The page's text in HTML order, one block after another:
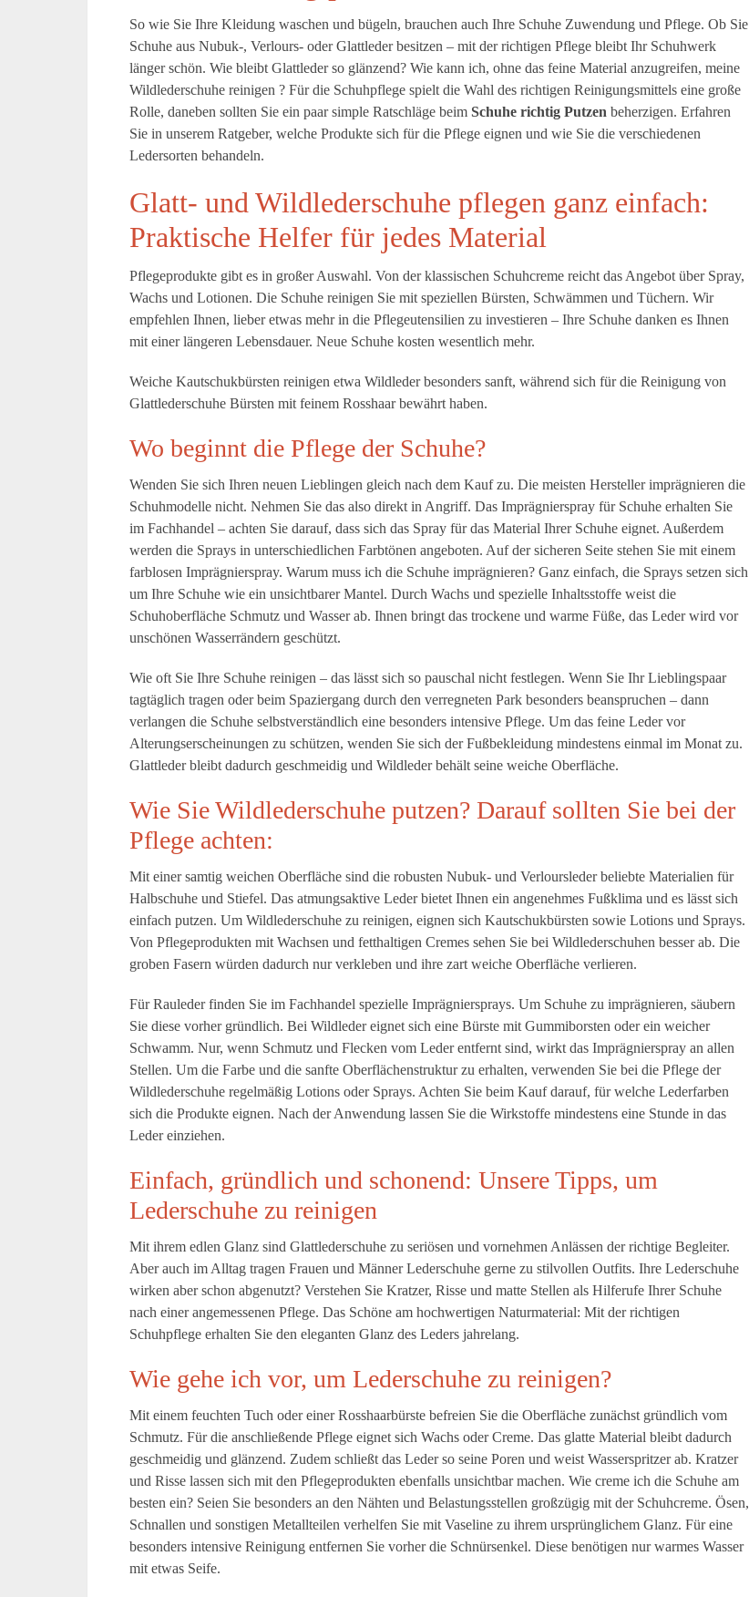
So wie Sie Ihre Kleidung waschen und bügeln, brauchen auch Ihre Schuhe Zuwendung und Pflege. Ob Sie
Schuhe aus Nubuk-, Verlours- oder Glattleder besitzen – mit der richtigen Pflege bleibt Ihr Schuhwerk
länger schön. Wie bleibt Glattleder so glänzend? Wie kann ich, ohne das feine Material anzugreifen, meine
Wildlederschuhe reinigen ? Für die Schuhpflege spielt die Wahl des richtigen Reinigungsmittels eine große
Rolle, daneben sollten Sie ein paar simple Ratschläge beim Schuhe richtig Putzen beherzigen. Erfahren
Sie in unserem Ratgeber, welche Produkte sich für die Pflege eignen und wie Sie die verschiedenen
Ledersorten behandeln.
Glatt- und Wildlederschuhe pflegen ganz einfach:
Praktische Helfer für jedes Material
Pflegeprodukte gibt es in großer Auswahl. Von der klassischen Schuhcreme reicht das Angebot über Spray,
Wachs und Lotionen. Die Schuhe reinigen Sie mit speziellen Bürsten, Schwämmen und Tüchern. Wir
empfehlen Ihnen, lieber etwas mehr in die Pflegeutensilien zu investieren – Ihre Schuhe danken es Ihnen
mit einer längeren Lebensdauer. Neue Schuhe kosten wesentlich mehr.
Weiche Kautschukbürsten reinigen etwa Wildleder besonders sanft, während sich für die Reinigung von
Glattlederschuhe Bürsten mit feinem Rosshaar bewährt haben.
Wo beginnt die Pflege der Schuhe?
Wenden Sie sich Ihren neuen Lieblingen gleich nach dem Kauf zu. Die meisten Hersteller imprägnieren die
Schuhmodelle nicht. Nehmen Sie das also direkt in Angriff. Das Imprägnierspray für Schuhe erhalten Sie
im Fachhandel – achten Sie darauf, dass sich das Spray für das Material Ihrer Schuhe eignet. Außerdem
werden die Sprays in unterschiedlichen Farbtönen angeboten. Auf der sicheren Seite stehen Sie mit einem
farblosen Imprägnierspray. Warum muss ich die Schuhe imprägnieren? Ganz einfach, die Sprays setzen sich
um Ihre Schuhe wie ein unsichtbarer Mantel. Durch Wachs und spezielle Inhaltsstoffe weist die
Schuhoberfläche Schmutz und Wasser ab. Ihnen bringt das trockene und warme Füße, das Leder wird vor
unschönen Wasserrändern geschützt.
Wie oft Sie Ihre Schuhe reinigen – das lässt sich so pauschal nicht festlegen. Wenn Sie Ihr Lieblingspaar
tagtäglich tragen oder beim Spaziergang durch den verregneten Park besonders beanspruchen – dann
verlangen die Schuhe selbstverständlich eine besonders intensive Pflege. Um das feine Leder vor
Alterungserscheinungen zu schützen, wenden Sie sich der Fußbekleidung mindestens einmal im Monat zu.
Glattleder bleibt dadurch geschmeidig und Wildleder behält seine weiche Oberfläche.
Wie Sie Wildlederschuhe putzen? Darauf sollten Sie bei der
Pflege achten:
Mit einer samtig weichen Oberfläche sind die robusten Nubuk- und Verloursleder beliebte Materialien für
Halbschuhe und Stiefel. Das atmungsaktive Leder bietet Ihnen ein angenehmes Fußklima und es lässt sich
einfach putzen. Um Wildlederschuhe zu reinigen, eignen sich Kautschukbürsten sowie Lotions und Sprays.
Von Pflegeprodukten mit Wachsen und fetthaltigen Cremes sehen Sie bei Wildlederschuhen besser ab. Die
groben Fasern würden dadurch nur verkleben und ihre zart weiche Oberfläche verlieren.
Für Rauleder finden Sie im Fachhandel spezielle Imprägniersprays. Um Schuhe zu imprägnieren, säubern
Sie diese vorher gründlich. Bei Wildleder eignet sich eine Bürste mit Gummiborsten oder ein weicher
Schwamm. Nur, wenn Schmutz und Flecken vom Leder entfernt sind, wirkt das Imprägnierspray an allen
Stellen. Um die Farbe und die sanfte Oberflächenstruktur zu erhalten, verwenden Sie bei die Pflege der
Wildlederschuhe regelmäßig Lotions oder Sprays. Achten Sie beim Kauf darauf, für welche Lederfarben
sich die Produkte eignen. Nach der Anwendung lassen Sie die Wirkstoffe mindestens eine Stunde in das
Leder einziehen.
Einfach, gründlich und schonend: Unsere Tipps, um
Lederschuhe zu reinigen
Mit ihrem edlen Glanz sind Glattlederschuhe zu seriösen und vornehmen Anlässen der richtige Begleiter.
Aber auch im Alltag tragen Frauen und Männer Lederschuhe gerne zu stilvollen Outfits. Ihre Lederschuhe
wirken aber schon abgenutzt? Verstehen Sie Kratzer, Risse und matte Stellen als Hilferufe Ihrer Schuhe
nach einer angemessenen Pflege. Das Schöne am hochwertigen Naturmaterial: Mit der richtigen
Schuhpflege erhalten Sie den eleganten Glanz des Leders jahrelang.
Wie gehe ich vor, um Lederschuhe zu reinigen?
Mit einem feuchten Tuch oder einer Rosshaarbürste befreien Sie die Oberfläche zunächst gründlich vom
Schmutz. Für die anschließende Pflege eignet sich Wachs oder Creme. Das glatte Material bleibt dadurch
geschmeidig und glänzend. Zudem schließt das Leder so seine Poren und weist Wasserspritzer ab. Kratzer
und Risse lassen sich mit den Pflegeprodukten ebenfalls unsichtbar machen. Wie creme ich die Schuhe am
besten ein? Seien Sie besonders an den Nähten und Belastungsstellen großzügig mit der Schuhcreme. Ösen,
Schnallen und sonstigen Metallteilen verhelfen Sie mit Vaseline zu ihrem ursprünglichem Glanz. Für eine
besonders intensive Reinigung entfernen Sie vorher die Schnürsenkel. Diese benötigen nur warmes Wasser
mit etwas Seife.